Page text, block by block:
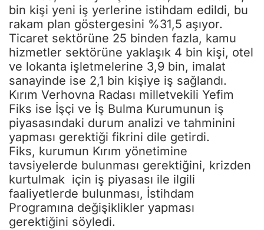
bin kişi yeni iş yerlerine istihdam edildi, bu
rakam plan göstergesini %31,5 aşıyor.
Ticaret sektörüne 25 binden fazla, kamu
hizmetler sektörüne yaklaşık 4 bin kişi, otel
ve lokanta işletmelerine 3,9 bin, imalat
sanayinde ise 2,1 bin kişiye iş sağlandı.
Kırım Verhovna Radası milletvekili Yefim
Fiks ise İşçi ve İş Bulma Kurumunun iş
piyasasındaki durum analizi ve tahminini
yapması gerektiği fikrini dile getirdi.
Fiks, kurumun Kırım yönetimine
tavsiyelerde bulunması gerektiğini, krizden
kurtulmak için iş piyasası ile ilgili
faaliyetlerde bulunması, İstihdam
Programına değişiklikler yapması
gerektiğini söyledi.